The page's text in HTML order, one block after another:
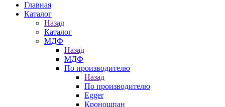
Главная
Каталог
Назад
Каталог
МДФ
Назад
МДФ
По производителю
Назад
По производителю
Egger
Кроношпан